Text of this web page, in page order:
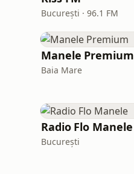
București · 96.1 FM
Manele Premium
Baia Mare
Radio Flo Manele
București